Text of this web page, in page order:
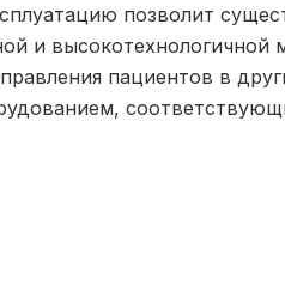
позволит
и
пациентов в